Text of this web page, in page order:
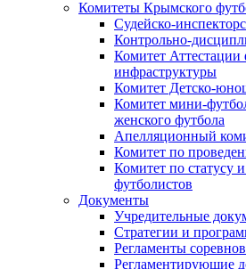
Комитеты Крымского
Судейско-
Контрольно-
Комитет
инфраструктуры
Комитет Детско-
Комитет мини-
женского футбола
Апелляционный
Комитет по
Комитет по статусу
футболистов
Документы
Учредительные
Стратегии и
Регламенты
Регламентирующие